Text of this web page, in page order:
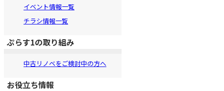
イベント情報一覧
チラシ情報一覧
ぷらす1の取り組み
中古リノベをご検討中の方へ
お役立ち情報